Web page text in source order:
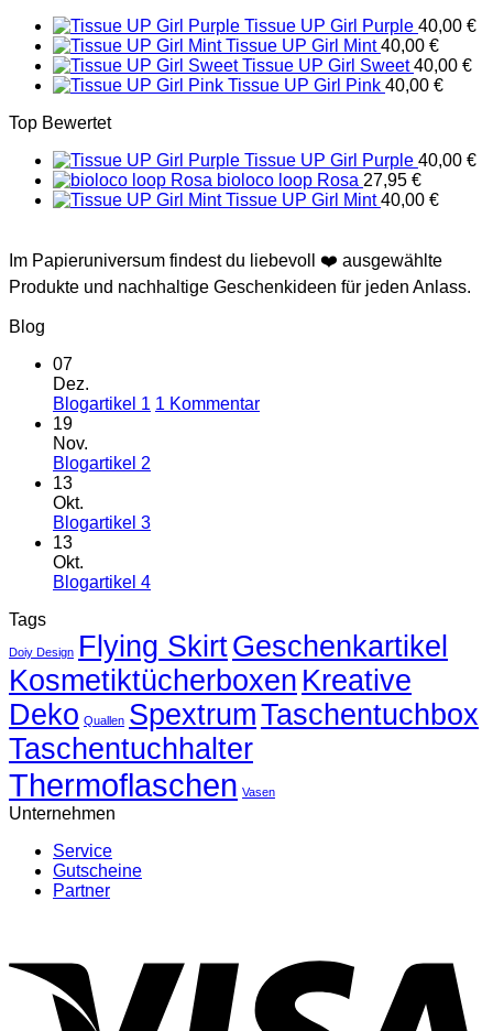
Tissue UP Girl Purple 40,00 €
Tissue UP Girl Mint 40,00 €
Tissue UP Girl Sweet 40,00 €
Tissue UP Girl Pink 40,00 €
Top Bewertet
Tissue UP Girl Purple 40,00 €
bioloco loop Rosa 27,95 €
Tissue UP Girl Mint 40,00 €
Im Papieruniversum findest du liebevoll ❤️ ausgewählte
Produkte und nachhaltige Geschenkideen für jeden Anlass.
Blog
07
Dez.
Blogartikel 1 1 Kommentarzu
19
Nov.
Blogartikel 2
Blogartikel
13
Okt.
Blogartikel 3Keine
Blogartikel
13
Okt.
Blogartikel 4Keine
Blogartikel
4
Tags
Doiy Design Flying SkirtGeschenkartikel
Kosmetiktücherboxen Kreative
Deko Quallen SpextrumTaschentuchbox
Taschentuchhalter
Thermoflaschen Vasen
Unternehmen
Service
Gutscheine
Partner